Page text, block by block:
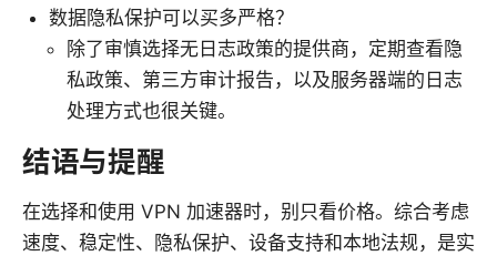
数据隐私保护可以买多严格？
除了审慎选择无日志政策的提供商，定期查看隐
私政策、第三方审计报告，以及服务器端的日志
处理方式也很关键。
结语与提醒
在选择和使用 VPN 加速器时，别只看价格。综合考虑
速度、稳定性、隐私保护、设备支持和本地法规，是实